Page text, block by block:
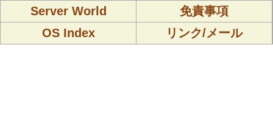
Server World
免責事項
OS Index
リンク/メール